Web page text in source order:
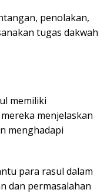
penolakan,
tugas dakwah
memiliki
menjelaskan
menghadapi
para rasul dalam
dan permasalahan